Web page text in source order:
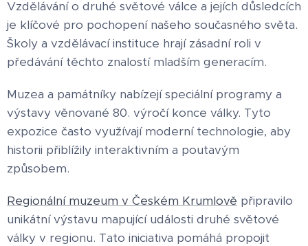
Vzdělávání o druhé světové válce a jejích důsledcích
je klíčové pro pochopení našeho současného světa.
Školy a vzdělávací instituce hrají zásadní roli v
předávání těchto znalostí mladším generacím.
Muzea a památníky nabízejí speciální programy a
výstavy věnované 80. výročí konce války. Tyto
expozice často využívají moderní technologie, aby
historii přiblížily interaktivním a poutavým
způsobem.
Regionální muzeum v Českém Krumlově připravilo
unikátní výstavu mapující události druhé světové
války v regionu. Tato iniciativa pomáhá propojit